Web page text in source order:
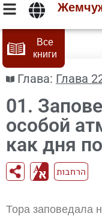
Все
книги
Глава: Глава
01.
особой
как дня
הרחבות
Тора заповедала